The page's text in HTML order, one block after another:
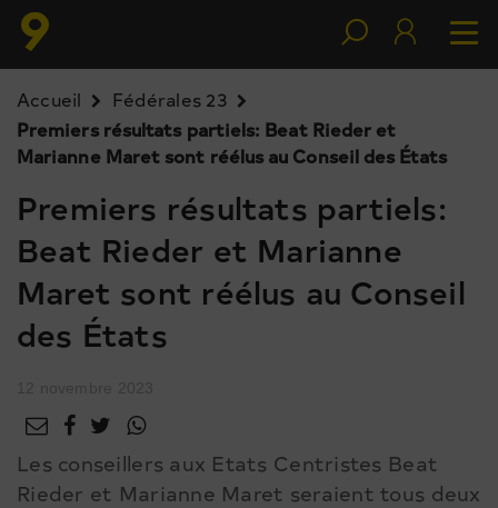
Accueil
Fédérales 23
Premiers résultats partiels: Beat Rieder et
Marianne Maret sont réélus au Conseil des États
Premiers résultats partiels:
Beat Rieder et Marianne
Maret sont réélus au Conseil
des États
Les conseillers aux Etats Centristes Beat
Rieder et Marianne Maret seraient tous deux